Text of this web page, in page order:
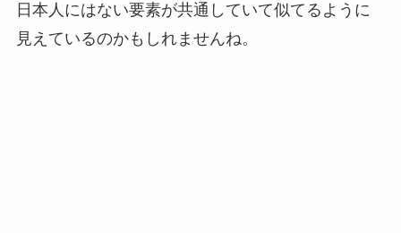
日本人にはない要素が共通していて似てるように
見えているのかもしれませんね。